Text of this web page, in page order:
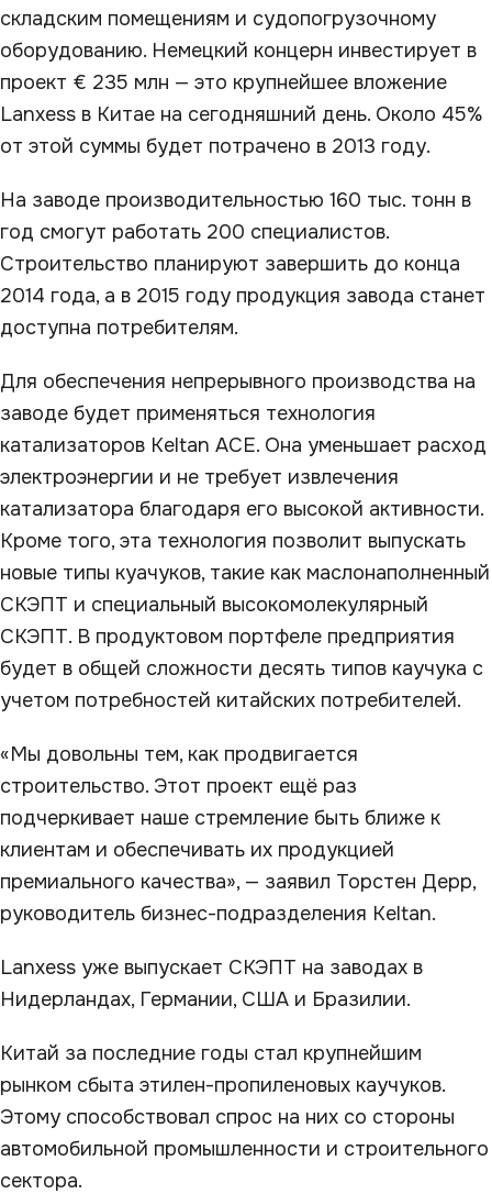
складским помещениям и судопогрузочному
оборудованию. Немецкий концерн инвестирует в
проект € 235 млн — это крупнейшее вложение
Lanxess в Китае на сегодняшний день. Около 45%
от этой суммы будет потрачено в 2013 году.
На заводе производительностью 160 тыс. тонн в
год смогут работать 200 специалистов.
Строительство планируют завершить до конца
2014 года, а в 2015 году продукция завода станет
доступна потребителям.
Для обеспечения непрерывного производства на
заводе будет применяться технология
катализаторов Keltan ACE. Она уменьшает расход
электроэнергии и не требует извлечения
катализатора благодаря его высокой активности.
Кроме того, эта технология позволит выпускать
новые типы куачуков, такие как маслонаполненный
СКЭПТ и специальный высокомолекулярный
СКЭПТ. В продуктовом портфеле предприятия
будет в общей сложности десять типов каучука с
учетом потребностей китайских потребителей.
«Мы довольны тем, как продвигается
строительство. Этот проект ещё раз
подчеркивает наше стремление быть ближе к
клиентам и обеспечивать их продукцией
премиального качества», — заявил Торстен Дерр,
руководитель бизнес-подразделения Keltan.
Lanxess уже выпускает СКЭПТ на заводах в
Нидерландах, Германии, США и Бразилии.
Китай за последние годы стал крупнейшим
рынком сбыта этилен-пропиленовых каучуков.
Этому способствовал спрос на них со стороны
автомобильной промышленности и строительного
сектора.